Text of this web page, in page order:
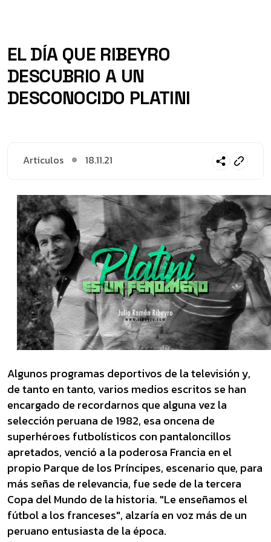
EL DÍA QUE RIBEYRO
DESCUBRIO A UN
DESCONOCIDO PLATINI
Articulos 18.11.21
Algunos programas deportivos de la televisión y,
de tanto en tanto, varios medios escritos se han
encargado de recordarnos que alguna vez la
selección peruana de 1982, esa oncena de
superhéroes futbolísticos con pantaloncillos
apretados, venció a la poderosa Francia en el
propio Parque de los Príncipes, escenario que, para
más señas de relevancia, fue sede de la tercera
Copa del Mundo de la historia. "Le enseñamos el
fútbol a los franceses", alzaría en voz más de un
peruano entusiasta de la época.